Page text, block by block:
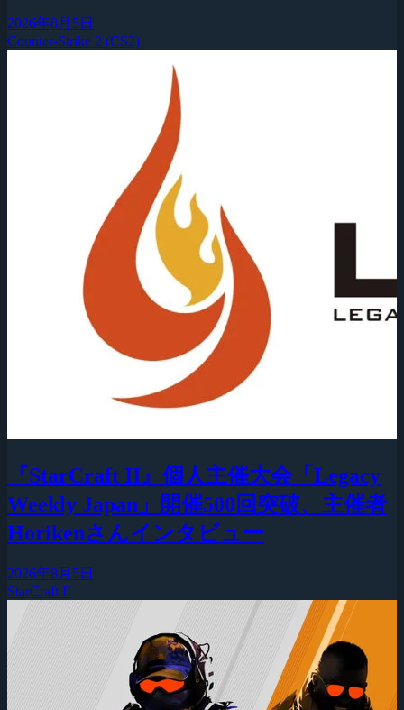
2026年8月5日
Counter-Strike 2 (CS2)
『StarCraft II』個人主催大会「Legacy
Weekly Japan」開催500回突破、主催者
Horikenさんインタビュー
2026年8月5日
StarCraft II